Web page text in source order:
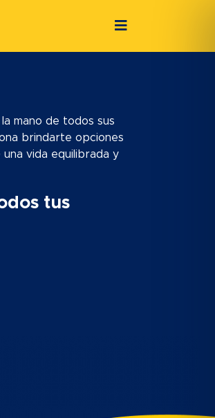
mano de todos sus
brindarte opciones
vida equilibrada y
tus